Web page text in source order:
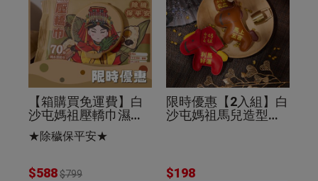
【箱購買免運費】白
沙屯媽祖壓轎巾濕紙
巾70抽(24入組)除穢
保平安
★除穢保平安★
$588$799
限時優惠【2入組】白
沙屯媽祖馬兒造型皮
$198